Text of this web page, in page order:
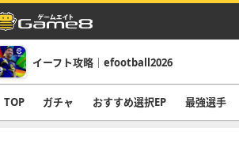
イーフト攻略｜efootball2026
TOP ガチャ おすすめ選択EP 最強選手